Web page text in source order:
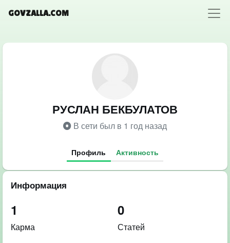
GOVZALLA.COM
РУСЛАН БЕКБУЛАТОВ
В сети был в 1 год назад
Профиль Активность
Информация
1
Карма
0
Статей